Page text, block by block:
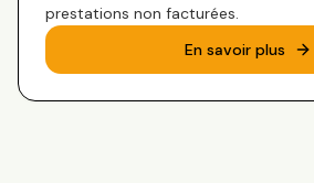
prestations non facturées.
En savoir plus